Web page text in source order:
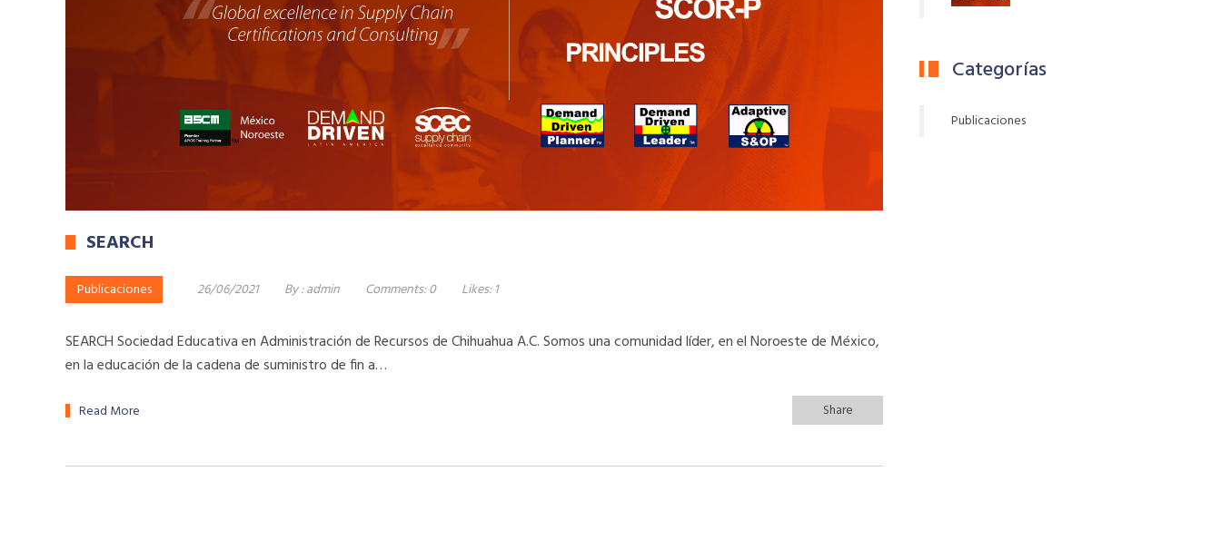
SEARCH
Publicaciones 26/06/2021 By :admin Comments:0 Likes: 1
SEARCH Sociedad Educativa en Administración de Recursos de Chihuahua A.C. Somos una comunidad líder, en el Noroeste de México,
en la educación de la cadena de suministro de fin a…
Read More Share
Categorías
Publicaciones